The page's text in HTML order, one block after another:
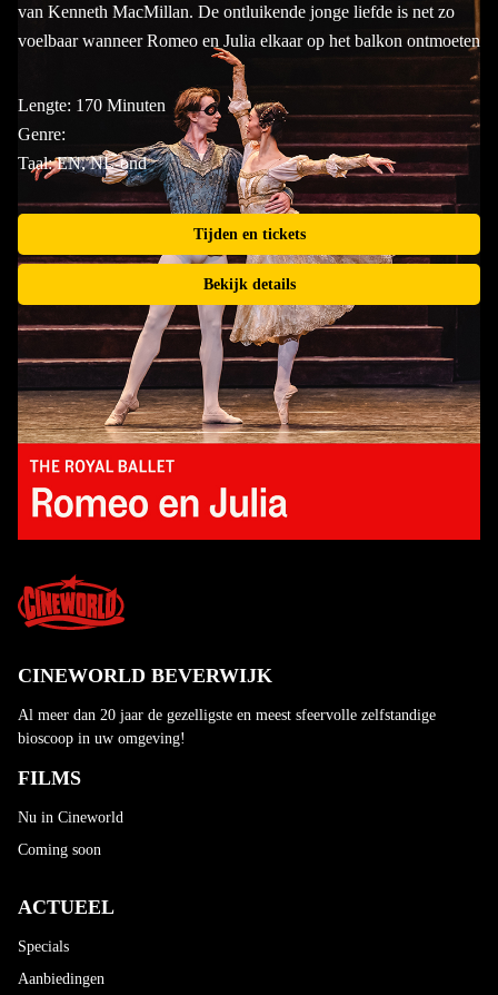
van Kenneth MacMillan. De ontluikende jonge liefde is net zo
voelbaar wanneer Romeo en Julia elkaar op het balkon ontmoeten
Lengte: 170 Minuten
Genre:
Taal: EN, NL-ond
Tijden en tickets
Bekijk details
CINEWORLD BEVERWIJK
Al meer dan 20 jaar de gezelligste en meest sfeervolle zelfstandige
bioscoop in uw omgeving!
FILMS
Nu in Cineworld
Coming soon
ACTUEEL
Specials
Aanbiedingen